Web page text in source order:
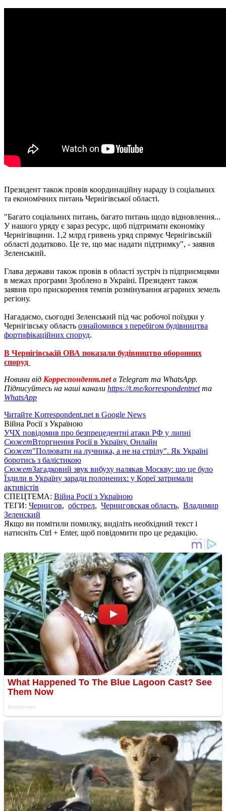
Президент також провів координаційну нараду із соціальних
та економічних питань Чернігівської області.
"Багато соціальних питань, багато питань щодо відновлення...
У нашого уряду є зараз ресурс, щоб підтримати економіку
Чернігівщини. 1,2 млрд гривень уряд спрямує Чернігівській
області додатково. Це те, що має надати підтримку", - заявив
Зеленський.
Глава держави також провів в області зустріч із підприємцями
в межах програми Зроблено в Україні. Президент також
заявив про прискорення темпів розмінування аграрних земель
регіону.
Нагадаємо, сьогодні Зеленський під час робочої поїздки у
Чернігівську область ознайомився з перебігом будівництва
фортифікаційних споруд.
В Чернігівській ОВА показали будівництво оборонних
споруд
Новини від Корреспондент.netв Telegram та WhatsApp.
Підписуйтесь на наші канали https://t.me/korrespondentnetта
WhatsApp
Читайте Korrespondent.net в Google News
Війна Росії з Україною
УЧХ повідомив про безпрецедентні атаки РФ у липні
СюжетВторгнення Росії в Україну. Онлайн
Сюжет"Полювати на лучника, а не на стрілу". Як Україні
боротись з балістикою
СюжетЗагадковий звук вибуху налякав Москву: що це було
Їздили в Україну заради полонених: у Кореї затримали
активістів
СПЕЦТЕМА: Війна Росії з Україною
ТЕГИ: Чернигов, обстрел, Черниговская область, Владимир
Зеленский
Якщо ви помітили помилку, виділіть необхідний текст і
натисніть Ctrl + Enter, щоб повідомити про це редакцію.